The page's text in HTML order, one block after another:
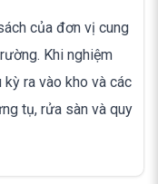
của đơn vị cung
Khi nghiệm
kỳ ra vào kho và các
tụ, rửa sàn và quy